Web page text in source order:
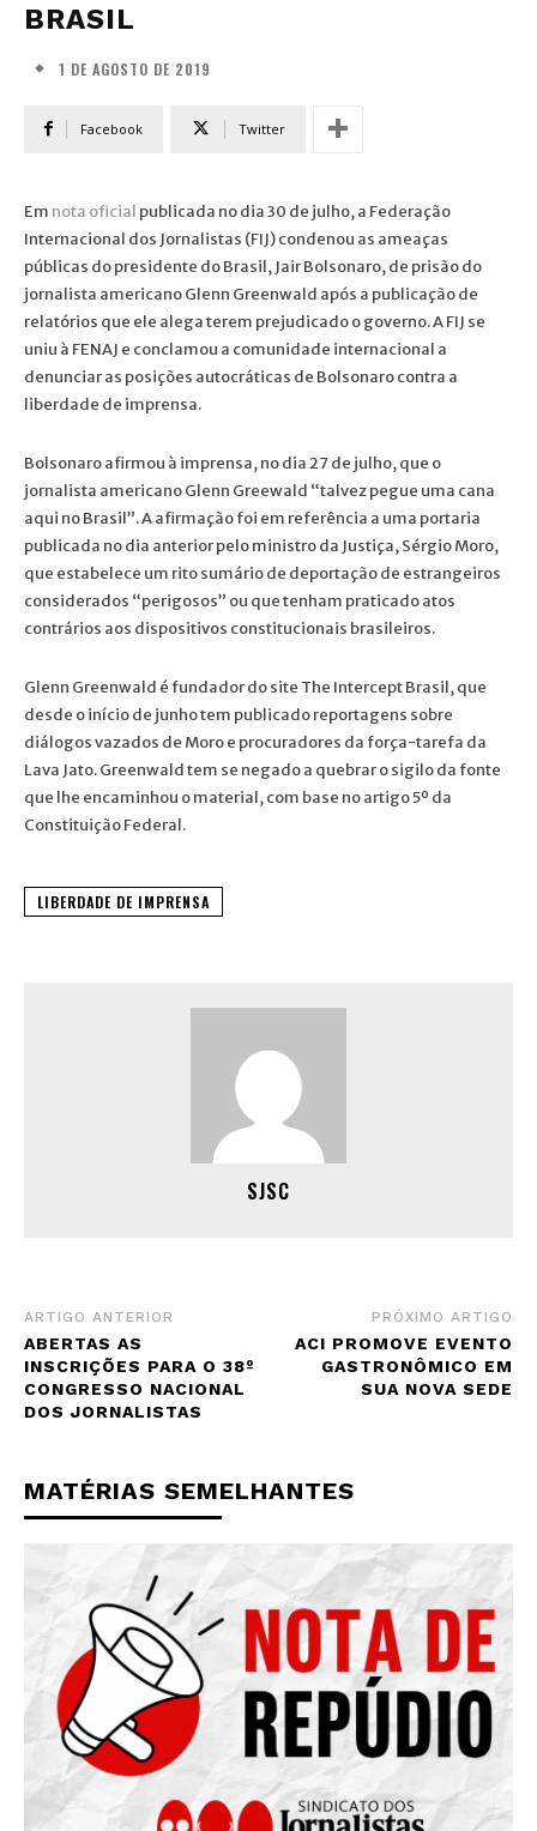
BRASIL
1 DE AGOSTO DE 2019
Facebook Twitter
Em nota oficial publicada no dia 30 de julho, a Federação
Internacional dos Jornalistas (FIJ) condenou as ameaças
públicas do presidente do Brasil, Jair Bolsonaro, de prisão do
jornalista americano Glenn Greenwald após a publicação de
relatórios que ele alega terem prejudicado o governo. A FIJ se
uniu à FENAJ e conclamou a comunidade internacional a
denunciar as posições autocráticas de Bolsonaro contra a
liberdade de imprensa.
Bolsonaro afirmou à imprensa, no dia 27 de julho, que o
jornalista americano Glenn Greewald “talvez pegue uma cana
aqui no Brasil”. A afirmação foi em referência a uma portaria
publicada no dia anterior pelo ministro da Justiça, Sérgio Moro,
que estabelece um rito sumário de deportação de estrangeiros
considerados “perigosos” ou que tenham praticado atos
contrários aos dispositivos constitucionais brasileiros.
Glenn Greenwald é fundador do site The Intercept Brasil, que
desde o início de junho tem publicado reportagens sobre
diálogos vazados de Moro e procuradores da força-tarefa da
Lava Jato. Greenwald tem se negado a quebrar o sigilo da fonte
que lhe encaminhou o material, com base no artigo 5º da
Constituição Federal.
LIBERDADE DE IMPRENSA
SJSC
ARTIGO ANTERIOR
ABERTAS AS
INSCRIÇÕES PARA O 38º
CONGRESSO NACIONAL
DOS JORNALISTAS
PRÓXIMO ARTIGO
ACI PROMOVE EVENTO
GASTRONÔMICO EM
SUA NOVA SEDE
MATÉRIAS SEMELHANTES